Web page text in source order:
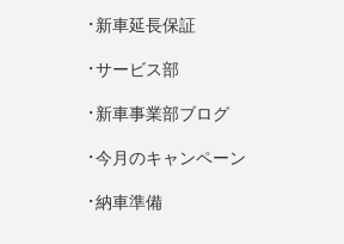
新車延長保証
サービス部
新車事業部ブログ
今月のキャンペーン
納車準備